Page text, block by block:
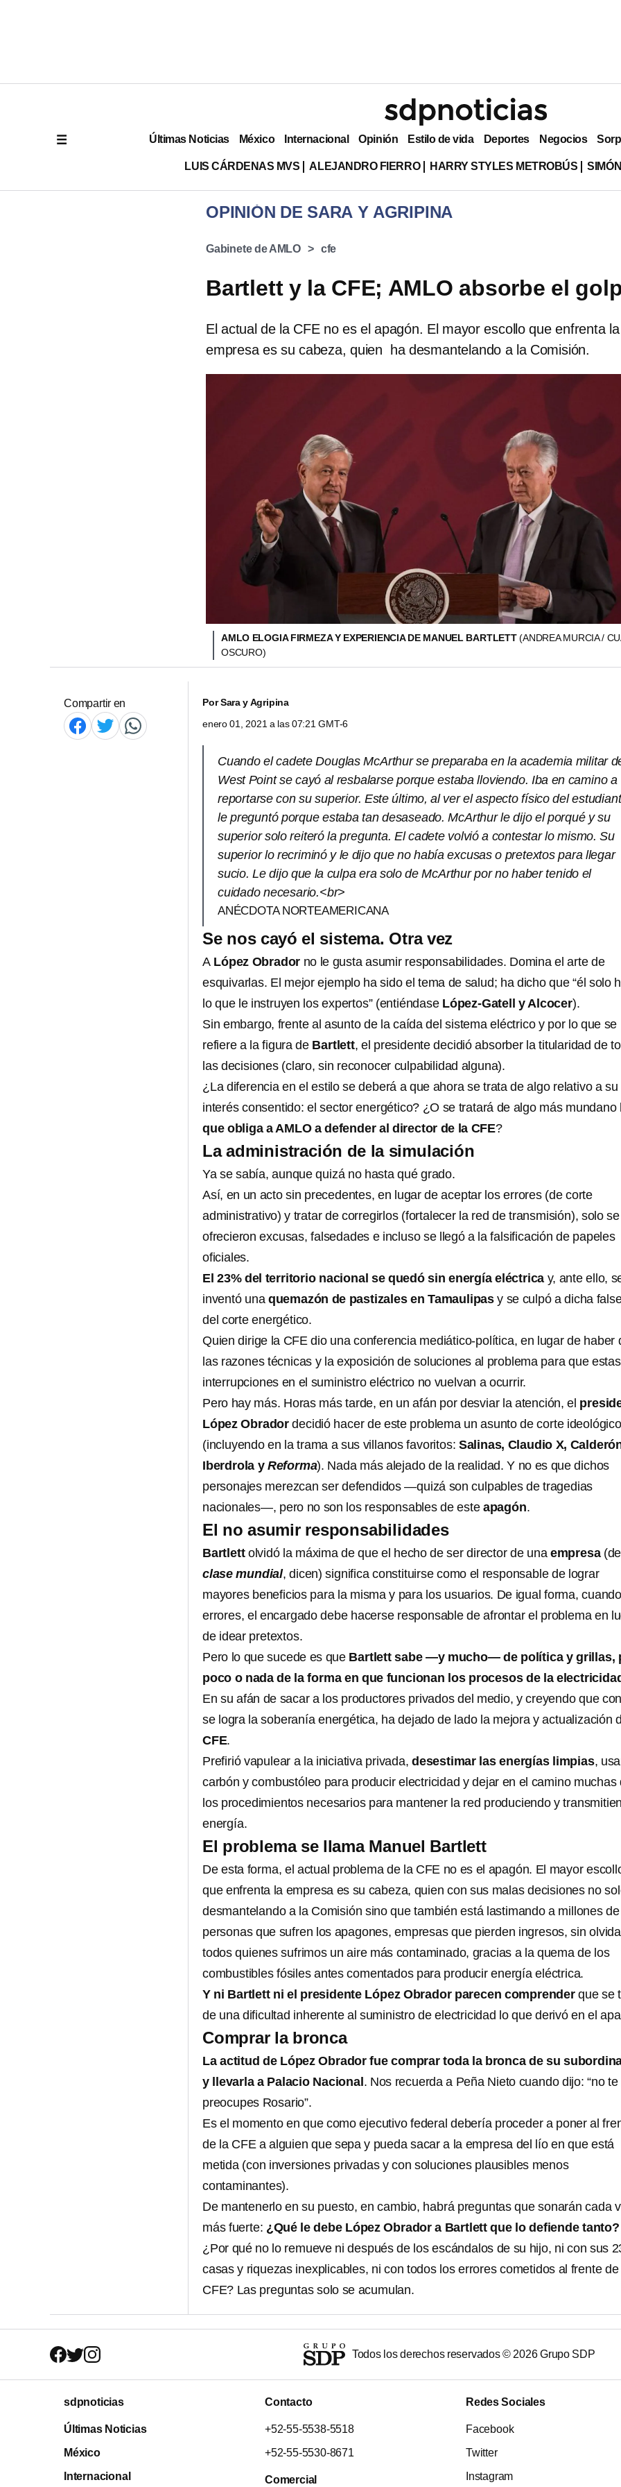
Últimas Noticias México Internacional Opinión Estilo de vida Deportes Negocios
LUIS CÁRDENAS MVS ALEJANDRO FIERRO HARRY STYLES METROBÚS
OPINIÓN DE SARA Y AGRIPINA
Gabinete de AMLO cfe
Bartlett y la CFE; AMLO absorbe el
El actual de la CFE no es el apagón. El mayor escollo que enfrenta la
empresa es su cabeza, quien ha desmantelando a la Comisión.
AMLO ELOGIA FIRMEZA Y EXPERIENCIA DE MANUEL BARTLETT(ANDREA MURCIA /
OSCURO)
Compartir en PorSara y Agripina
enero 01, 2021 a las 07:21 GMT-6
Cuando el cadete Douglas McArthur se preparaba en la academia militar
West Point se cayó al resbalarse porque estaba lloviendo. Iba en camino a
reportarse con su superior. Este último, al ver el aspecto físico del
le preguntó porque estaba tan desaseado. McArthur le dijo el porqué y su
superior solo reiteró la pregunta. El cadete volvió a contestar lo mismo. Su
superior lo recriminó y le dijo que no había excusas o pretextos para llegar
sucio. Le dijo que la culpa era solo de McArthur por no haber tenido el
cuidado necesario.<br>
ANÉCDOTA NORTEAMERICANA
Se nos cayó el sistema. Otra vez
ALópez Obrador no le gusta asumir responsabilidades. Domina el arte de
esquivarlas. El mejor ejemplo ha sido el tema de salud; ha dicho que “él solo
lo que le instruyen los expertos” (entiéndase López-Gatell y Alcocer).
Sin embargo, frente al asunto de la caída del sistema eléctrico y por lo que se
refiere a la figura de Bartlett, el presidente decidió absorber la titularidad de
las decisiones (claro, sin reconocer culpabilidad alguna).
¿La diferencia en el estilo se deberá a que ahora se trata de algo relativo a su
interés consentido: el sector energético? ¿O se tratará de algo más mundano
que obliga a AMLO a defender al director de la CFE?
La administración de la simulación
Ya se sabía, aunque quizá no hasta qué grado.
Así, en un acto sin precedentes, en lugar de aceptar los errores (de corte
administrativo) y tratar de corregirlos (fortalecer la red de transmisión), solo
ofrecieron excusas, falsedades e incluso se llegó a la falsificación de papeles
oficiales.
El 23% del territorio nacional se quedó sin energía eléctrica y, ante ello,
inventó una quemazón de pastizales en Tamaulipas y se culpó a dicha
del corte energético.
Quien dirige la CFE dio una conferencia mediático-política, en lugar de haber
las razones técnicas y la exposición de soluciones al problema para que estas
interrupciones en el suministro eléctrico no vuelvan a ocurrir.
Pero hay más. Horas más tarde, en un afán por desviar la atención, el
López Obrador decidió hacer de este problema un asunto de corte ideológico
(incluyendo en la trama a sus villanos favoritos: Salinas, Claudio X,
Iberdrola y Reforma). Nada más alejado de la realidad. Y no es que dichos
personajes merezcan ser defendidos —quizá son culpables de tragedias
nacionales—, pero no son los responsables de este apagón.
El no asumir responsabilidades
Bartlettolvidó la máxima de que el hecho de ser director de una empresa(de
clase mundial, dicen) significa constituirse como el responsable de lograr
mayores beneficios para la misma y para los usuarios. De igual forma,
errores, el encargado debe hacerse responsable de afrontar el problema en
de idear pretextos.
Pero lo que sucede es que Bartlett sabe —y mucho— de política y grillas,
poco o nada de la forma en que funcionan los procesos de la
En su afán de sacar a los productores privados del medio, y creyendo que
se logra la soberanía energética, ha dejado de lado la mejora y actualización
CFE.
Prefirió vapulear a la iniciativa privada, desestimar las energías limpias,
carbón y combustóleo para producir electricidad y dejar en el camino muchas
los procedimientos necesarios para mantener la red produciendo y
energía.
El problema se llama Manuel Bartlett
De esta forma, el actual problema de la CFE no es el apagón. El mayor
que enfrenta la empresa es su cabeza, quien con sus malas decisiones no
desmantelando a la Comisión sino que también está lastimando a millones de
personas que sufren los apagones, empresas que pierden ingresos, sin
todos quienes sufrimos un aire más contaminado, gracias a la quema de los
combustibles fósiles antes comentados para producir energía eléctrica.
Y ni Bartlett ni el presidente López Obrador parecen comprenderque se
de una dificultad inherente al suministro de electricidad lo que derivó en el
Comprar la bronca
La actitud de López Obrador fue comprar toda la bronca de su
y llevarla a Palacio Nacional . Nos recuerda a Peña Nieto cuando dijo: “no te
preocupes Rosario”.
Es el momento en que como ejecutivo federal debería proceder a poner al
de la CFE a alguien que sepa y pueda sacar a la empresa del lío en que está
metida (con inversiones privadas y con soluciones plausibles menos
contaminantes).
De mantenerlo en su puesto, en cambio, habrá preguntas que sonarán cada
más fuerte: ¿Qué le debe López Obrador a Bartlett que lo defiende tanto?
¿Por qué no lo remueve ni después de los escándalos de su hijo, ni con sus
casas y riquezas inexplicables, ni con todos los errores cometidos al frente de
CFE? Las preguntas solo se acumulan.
Todos los derechos reservados © 2026Grupo SDP
sdpnoticias
Últimas Noticias
México
Internacional
Contacto
+52-55-5538-5518
+52-55-5530-8671
Comercial
Redes Sociales
Facebook
Twitter
Instagram